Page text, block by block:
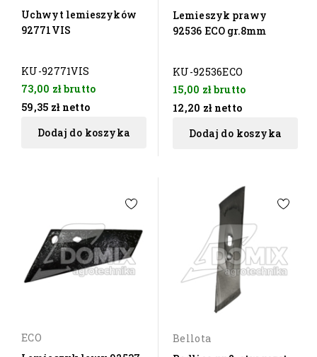
Uchwyt lemieszyków
92771VIS
KU-92771VIS
73,00 złbrutto
59,35 zł netto
Dodaj do koszyka
Lemieszyk prawy
92536 ECO gr.8mm
KU-92536ECO
15,00 złbrutto
12,20 zł netto
Dodaj do koszyka
ECO
Bellota